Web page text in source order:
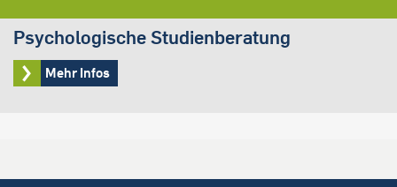
Psychologische Studienberatung
Mehr Infos